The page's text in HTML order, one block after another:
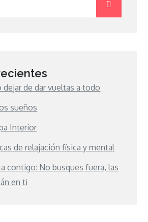
dejar de dar vueltas a todo
sueños
Interior
de relajación física y mental
contigo: No busques fuera, las
en ti